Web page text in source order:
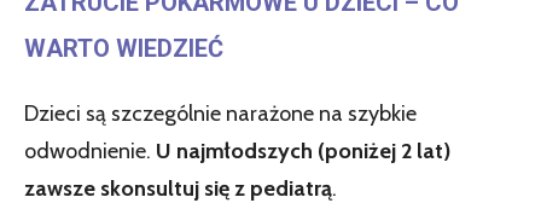
WARTO WIEDZIEĆ
Dzieci są szczególnie narażone na szybkie
odwodnienie. U najmłodszych (poniżej 2 lat)
zawsze skonsultuj się z pediatrą.